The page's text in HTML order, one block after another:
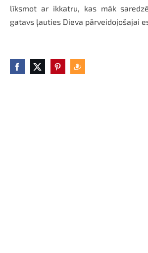
līksmot ar ikkatru, kas māk
gatavs ļauties Dieva pārveidojošajai